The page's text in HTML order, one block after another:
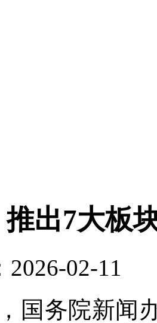
出7大板
02-11
国务院新闻